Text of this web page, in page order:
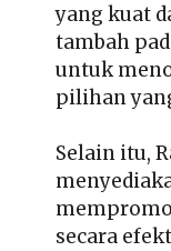
yang kuat
tambah
untuk
pilihan
Selain itu,
secara